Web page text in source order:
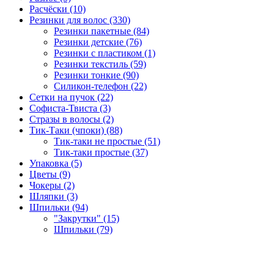
Расчёски (10)
Резинки для волос (330)
Резинки пакетные (84)
Резинки детские (76)
Резинки с пластиком (1)
Резинки текстиль (59)
Резинки тонкие (90)
Силикон-телефон (22)
Сетки на пучок (22)
Софиста-Твиста (3)
Стразы в волосы (2)
Тик-Таки (чпоки) (88)
Тик-таки не простые (51)
Тик-таки простые (37)
Упаковка (5)
Цветы (9)
Чокеры (2)
Шляпки (3)
Шпильки (94)
"Закрутки" (15)
Шпильки (79)